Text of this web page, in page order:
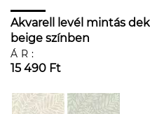
Akvarell levél mintás
beige színben
ÁR:
15 490 Ft